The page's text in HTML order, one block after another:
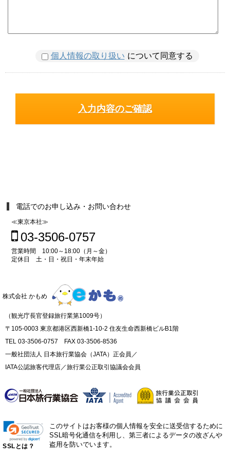
個人情報の取り扱い について同意する
電話でのお申し込み・お問い合わせ
≪東京本社≫
03-3506-0757
営業時間 10:00～18:00（月～金）
定休日 土・日・祝日・年末年始
株式会社 かもめ
（観光庁長官登録旅行業第1009号）
〒105-0003 東京都港区西新橋1-10-2 住友生命西新橋ビルB1階
TEL 03-3506-0757 FAX 03-3506-8536
一般社団法人 日本旅行業協会（JATA）正会員／
IATA公認旅客代理店／旅行業公正取引協議会会員
SSLとは？
このサイトはお客様の個人情報を安全に送受信するために
SSL暗号化通信を利用し、第三者によるデータの改ざんや
盗用を防いでいます。